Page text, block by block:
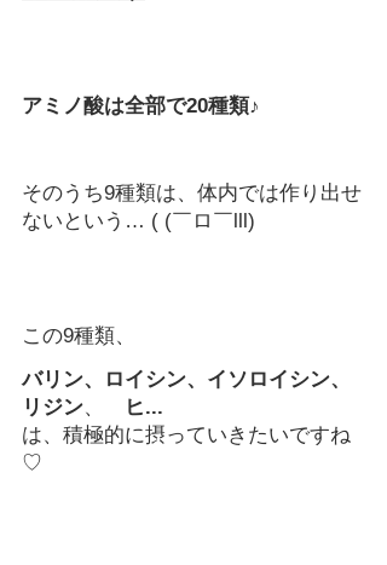
アミノ酸は全部で20種類♪
そのうち9種類は、体内では作り出せ
ないという… ( (￣ロ￣lll)
この9種類、
バリン、ロイシン、イソロイシン、
リジン、
ヒ...
は、積極的に摂っていきたいですね
♡